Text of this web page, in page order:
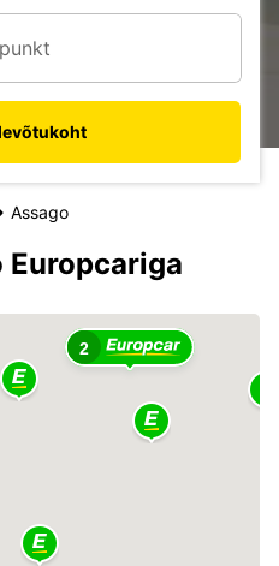
Assago
Europcariga
2